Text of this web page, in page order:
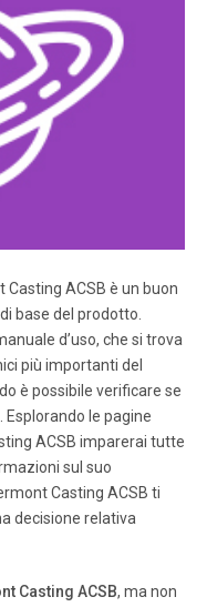
Clearance to
This
reset near the
operating,
at the
before
to reduce the risk
1. Unplug the
repairs
by a licensed
local codes. If
or wiring,
securing
ACSB è un buon
base del prodotto.
d’uso, che si trova
più importanti del
è possibile verificare se
Esplorando le pagine
ACSB imparerai tutte
sul suo
Casting ACSB ti
decisione relativa
Casting ACSB, ma non